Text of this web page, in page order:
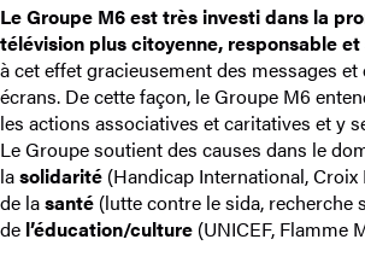
Le Groupe M6 est très investi dans la
télévision plus citoyenne, responsable
à cet effet gracieusement des messages
écrans. De cette façon, le Groupe M6
les actions associatives et caritatives et y
Le Groupe soutient des causes dans le
lasolidarité (Handicap International,
de lasanté (lutte contre le sida, recherche
de l’éducation/culture (UNICEF, Flamme